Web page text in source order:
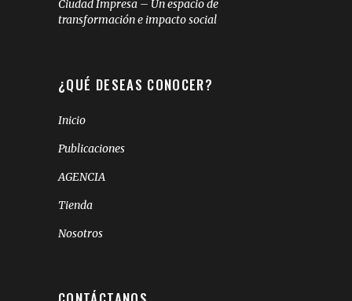
Ciudad Impresa – Un espacio de
transformación e impacto social
¿QUÉ DESEAS CONOCER?
Inicio
Publicaciones
AGENCIA
Tienda
Nosotros